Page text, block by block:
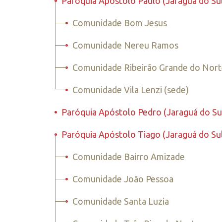
• Comunidade Bom Jesus
• Comunidade Nereu Ramos
• Comunidade Ribeirão Grande do
• Comunidade Vila Lenzi (sede)
• Paróquia Apóstolo Pedro (Jaraguá do
• Paróquia Apóstolo Tiago (Jaraguá do
• Comunidade Bairro Amizade
• Comunidade João Pessoa
• Comunidade Santa Luzia